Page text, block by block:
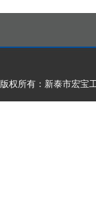
版权所有：新泰市宏宝